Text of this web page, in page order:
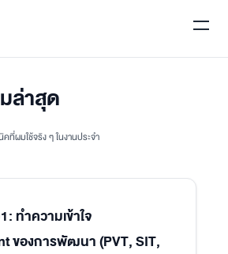
ล่าสุด
ที่ผมใช้จริง ๆ ในงานประจำ
ทำความเข้าใจ
ของการพัฒนา (PVT, SIT,